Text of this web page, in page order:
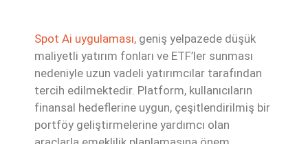
Spot Ai uygulaması, geniş yelpazede düşük
maliyetli yatırım fonları ve ETF’ler sunması
nedeniyle uzun vadeli yatırımcılar tarafından
tercih edilmektedir. Platform, kullanıcıların
finansal hedeflerine uygun, çeşitlendirilmiş bir
portföy geliştirmelerine yardımcı olan